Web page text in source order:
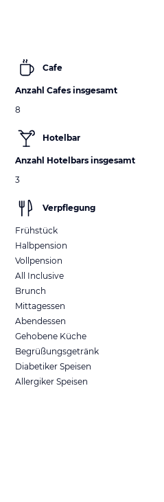
Cafe
Anzahl Cafes insgesamt
8
Hotelbar
Anzahl Hotelbars insgesamt
3
Verpflegung
Frühstück
Halbpension
Vollpension
All Inclusive
Brunch
Mittagessen
Abendessen
Gehobene Küche
Begrüßungsgetränk
Diabetiker Speisen
Allergiker Speisen